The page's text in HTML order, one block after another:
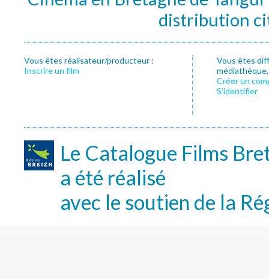
distribution
Vous êtes réalisateur/producteur :
Inscrire un film
Vous êtes
Créer un
S’identifier
Le Catalogue Films
a été réalisé
avec le soutien de la